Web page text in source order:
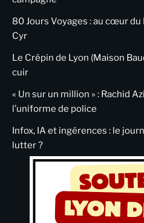
80 Jours Voyages : au cœur du
Cyr
Le Crépin de Lyon (Maison
cuir
« Un sur un million » : Rachid
l’uniforme de police
Infox, IA et ingérences : le
lutter ?